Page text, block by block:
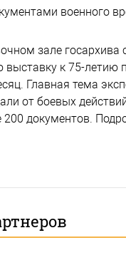
военного
зале госархива
выставку к 75-летию
Главная тема
от боевых
200 документов.